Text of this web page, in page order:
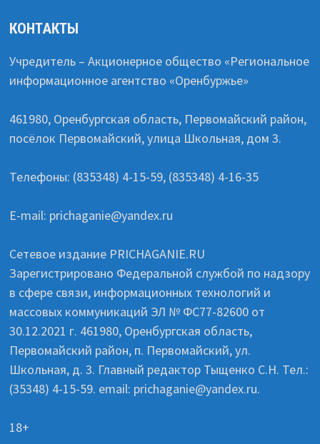
КОНТАКТЫ
Учредитель – Акционерное общество «Региональное
информационное агентство «Оренбуржье»
461980, Оренбургская область, Первомайский район,
посёлок Первомайский, улица Школьная, дом 3.
Телефоны: (835348) 4-15-59, (835348) 4-16-35
E-mail: prichaganie@yandex.ru
Сетевое издание PRICHAGANIE.RU
Зарегистрировано Федеральной службой по надзору
в сфере связи, информационных технологий и
массовых коммуникаций ЭЛ № ФС77-82600 от
30.12.2021 г. 461980, Оренбургская область,
Первомайский район, п. Первомайский, ул.
Школьная, д. 3. Главный редактор Тыщенко С.Н. Тел.:
(35348) 4-15-59. email: prichaganie@yandex.ru.
18+